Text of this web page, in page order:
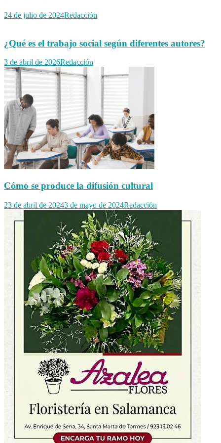
24 de julio de 2024Redacción
¿Qué es el trabajo social según diferentes autores?
3 de abril de 2026Redacción
Cómo se produce la difusión cultural
23 de abril de 20243 de mayo de 2024Redacción